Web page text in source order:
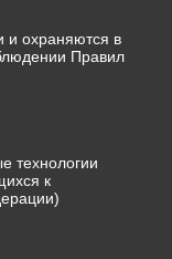
и охраняются в
Правил
технологии
к